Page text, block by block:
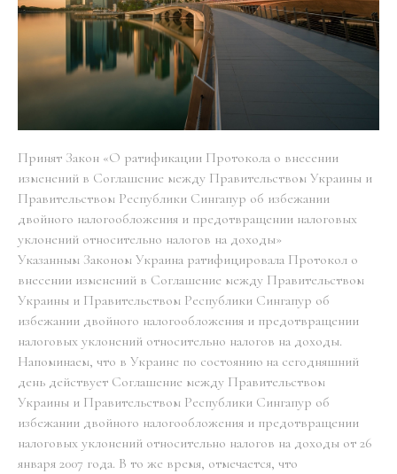
Принят Закон «О ратификации Протокола о внесении
изменений в Соглашение между Правительством Украины и
Правительством Республики Сингапур об избежании
двойного налогообложения и предотвращении налоговых
уклонений относительно налогов на доходы»
Указанным Законом Украина ратифицировала Протокол о
внесении изменений в Соглашение между Правительством
Украины и Правительством Республики Сингапур об
избежании двойного налогообложения и предотвращении
налоговых уклонений относительно налогов на доходы.
Напоминаем, что в Украине по состоянию на сегодняшний
день действует Соглашение между Правительством
Украины и Правительством Республики Сингапур об
избежании двойного налогообложения и предотвращении
налоговых уклонений относительно налогов на доходы от 26
января 2007 года. В то же время, отмечается, что